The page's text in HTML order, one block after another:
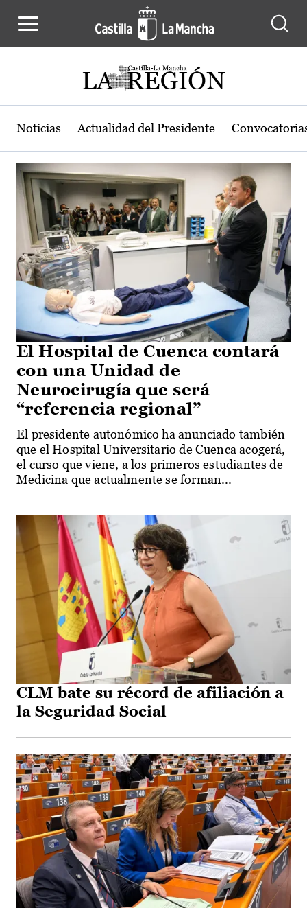
Actualidad de la región de Castilla-
Noticias Actualidad del Presidente
El Hospital de Cuenca contará
con una Unidad de
Neurocirugía que será
“referencia regional”
El presidente autonómico ha anunciado también
que el Hospital Universitario de Cuenca acogerá,
el curso que viene, a los primeros estudiantes de
Medicina que actualmente se forman...
CLM bate su récord de afiliación a
la Seguridad Social